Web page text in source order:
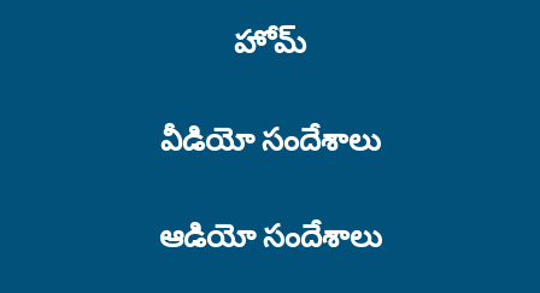
హోమ్
వీడియో సందేశాలు
ఆడియో సందేశాలు